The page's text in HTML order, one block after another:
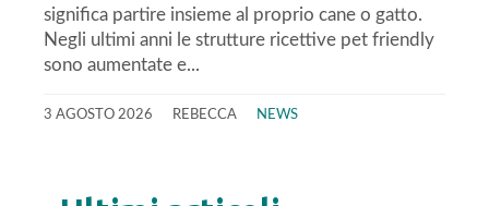
significa partire insieme al proprio cane o gatto.
Negli ultimi anni le strutture ricettive pet friendly
sono aumentate e...
3 AGOSTO 2026 REBECCA NEWS